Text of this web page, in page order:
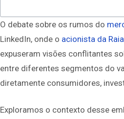
O debate sobre os rumos do
LinkedIn, onde o acionista da
expuseram visões conflitantes
entre diferentes segmentos do
diretamente consumidores,
Exploramos o contexto desse